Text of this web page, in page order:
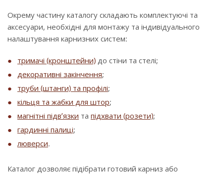
Окрему частину каталогу складають комплектуючі та
аксесуари, необхідні для монтажу та індивідуального
налаштування карнизних систем:
тримачі (кронштейни) до стіни та стелі;
декоративні закінчення;
труби (штанги) та профілі;
кільця та жабки для штор;
магнітні підв’язки та підхвати (розети);
гардинні палиці;
люверси.
Каталог дозволяє підібрати готовий карниз або